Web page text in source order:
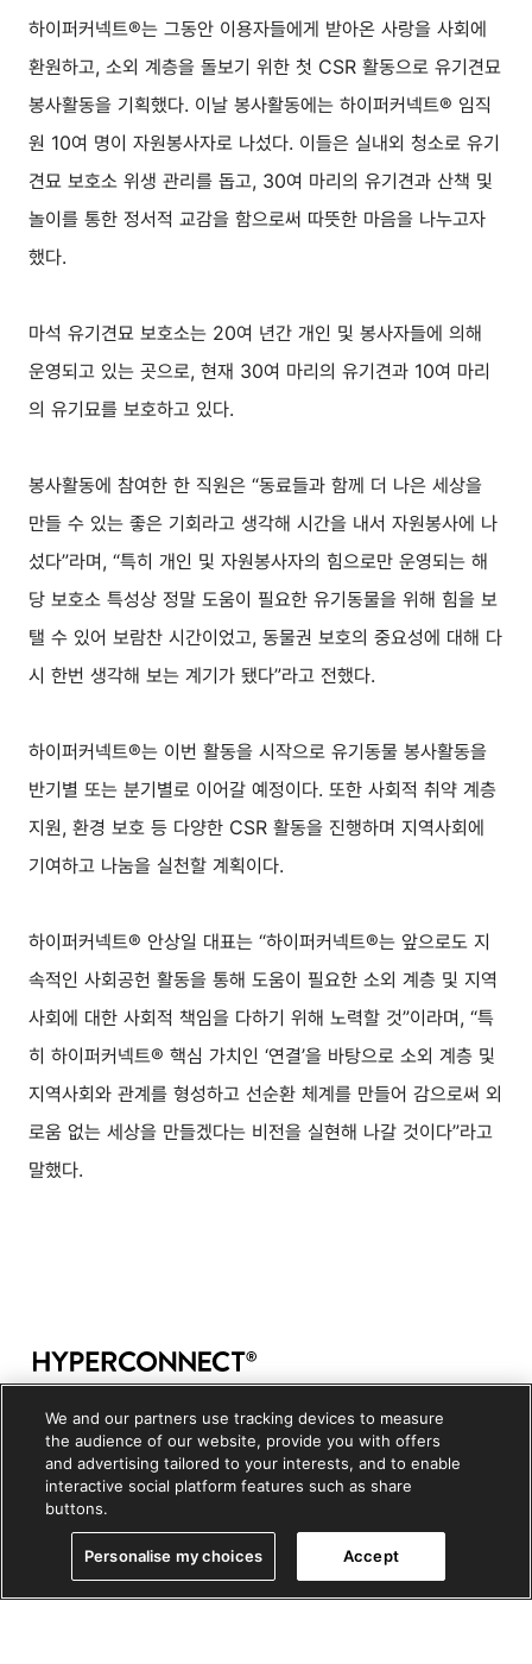
하이퍼커넥트®는 그동안 이용자들에게 받아온 사랑을 사회에
환원하고, 소외 계층을 돌보기 위한 첫 CSR 활동으로 유기견묘
봉사활동을 기획했다. 이날 봉사활동에는 하이퍼커넥트® 임직
원 10여 명이 자원봉사자로 나섰다. 이들은 실내외 청소로 유기
견묘 보호소 위생 관리를 돕고, 30여 마리의 유기견과 산책 및
놀이를 통한 정서적 교감을 함으로써 따뜻한 마음을 나누고자
했다.
마석 유기견묘 보호소는 20여 년간 개인 및 봉사자들에 의해
운영되고 있는 곳으로, 현재 30여 마리의 유기견과 10여 마리
의 유기묘를 보호하고 있다.
봉사활동에 참여한 한 직원은 “동료들과 함께 더 나은 세상을
만들 수 있는 좋은 기회라고 생각해 시간을 내서 자원봉사에 나
섰다”라며, “특히 개인 및 자원봉사자의 힘으로만 운영되는 해
당 보호소 특성상 정말 도움이 필요한 유기동물을 위해 힘을 보
탤 수 있어 보람찬 시간이었고, 동물권 보호의 중요성에 대해 다
시 한번 생각해 보는 계기가 됐다”라고 전했다.
하이퍼커넥트®는 이번 활동을 시작으로 유기동물 봉사활동을
반기별 또는 분기별로 이어갈 예정이다. 또한 사회적 취약 계층
지원, 환경 보호 등 다양한 CSR 활동을 진행하며 지역사회에
기여하고 나눔을 실천할 계획이다.
하이퍼커넥트® 안상일 대표는 “하이퍼커넥트®는 앞으로도 지
속적인 사회공헌 활동을 통해 도움이 필요한 소외 계층 및 지역
사회에 대한 사회적 책임을 다하기 위해 노력할 것”이라며, “특
히 하이퍼커넥트® 핵심 가치인 ‘연결’을 바탕으로 소외 계층 및
지역사회와 관계를 형성하고 선순환 체계를 만들어 감으로써 외
로움 없는 세상을 만들겠다는 비전을 실현해 나갈 것이다”라고
말했다.
Copyright © 2026, HYPERCONNECT LLC. All rights
reserved
개인정보 처리방침 | 쿠키정책 | 쿠키설정
We and our partners use tracking devices to measure
the audience of our website, provide you with offers
and advertising tailored to your interests, and to enable
interactive social platform features such as share
buttons.
Personalise my choices Accept